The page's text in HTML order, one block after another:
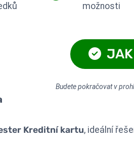
možnosti
Budete pokračovat v
Kreditní kartu, ideální